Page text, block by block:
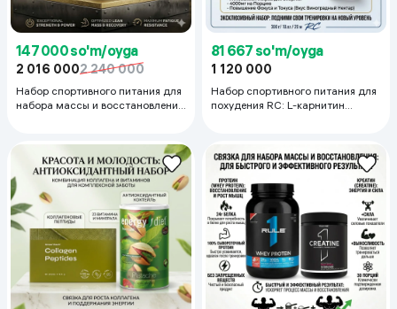
147 000 so'm/oyga
2 016 0002 240 000
Набор спортивного питания для
набора массы и восстановления
81 667 so'm/oyga
1 120 000
Набор спортивного питания для
похудения RC: L-карнитин